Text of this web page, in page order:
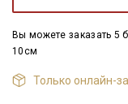
Вы можете заказать 5
10см
Только онлайн-